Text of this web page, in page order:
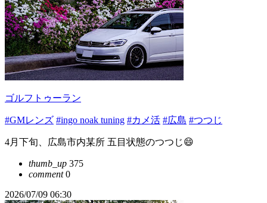
ゴルフトゥーラン
#GMレンズ #ingo noak tuning #カメ活 #広島 #つつじ
4月下旬、広島市内某所 五目状態のつつじ😄
thumb_up 375
comment0
2026/07/09 06:30